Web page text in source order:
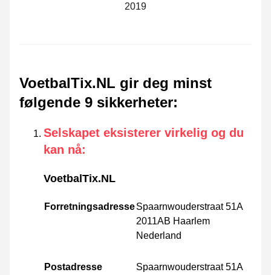
2019
VoetbalTix.NL gir deg minst
følgende 9 sikkerheter:
Selskapet eksisterer virkelig og du
kan nå:
VoetbalTix.NL
ForretningsadresseSpaarnwouderstraat 51A
2011AB Haarlem
Nederland
Postadresse
Spaarnwouderstraat 51A